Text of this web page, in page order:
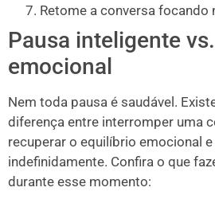
Retome a conversa focando
Pausa inteligente
emocional
Nem toda pausa é saudável.
diferença entre interromper uma
recuperar o equilíbrio emocional
indefinidamente. Confira o que
durante esse momento: